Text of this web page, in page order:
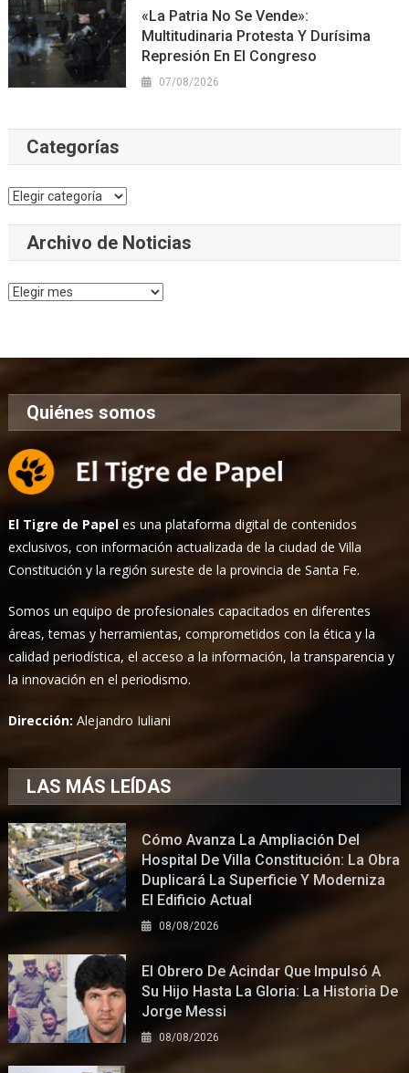
«La Patria No Se Vende»:
Multitudinaria Protesta Y Durísima
Represión En El Congreso
07/08/2026
Categorías
Categorías
Archivo de Noticias
Archivo
Quiénes somos
El Tigre de Papel es una plataforma digital de contenidos
exclusivos, con información actualizada de la ciudad de Villa
Constitución y la región sureste de la provincia de Santa Fe.
Somos un equipo de profesionales capacitados en diferentes
áreas, temas y herramientas, comprometidos con la ética y la
calidad periodística, el acceso a la información, la transparencia y
la innovación en el periodismo.
Dirección:Alejandro Iuliani
LAS MÁS LEÍDAS
Cómo Avanza La Ampliación Del
Hospital De Villa Constitución: La Obra
Duplicará La Superficie Y Moderniza
El Edificio Actual
08/08/2026
El Obrero De Acindar Que Impulsó A
Su Hijo Hasta La Gloria: La Historia De
Jorge Messi
08/08/2026